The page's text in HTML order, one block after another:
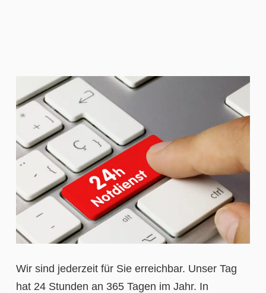
Wir sind jederzeit für Sie erreichbar. Unser Tag
hat 24 Stunden an 365 Tagen im Jahr. In